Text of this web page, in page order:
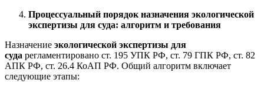
Процессуальный порядок назначения экологической
экспертизы для суда: алгоритм и требования
Назначение экологической экспертизы для
суда регламентировано ст. 195 УПК РФ, ст. 79 ГПК РФ, ст. 82
АПК РФ, ст. 26.4 КоАП РФ. Общий алгоритм включает
следующие этапы: